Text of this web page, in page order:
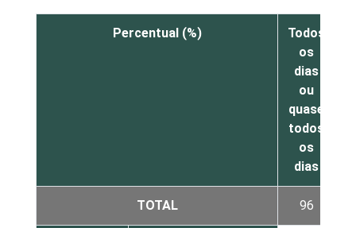
Percentual (%)
Todos
os
dias
ou
quase
todos
os
dias
TOTAL 96